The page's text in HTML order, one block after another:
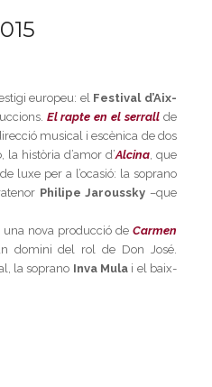
europeu: el Festival d’Aix-
El rapte en el serrall de
musical i escènica de dos
història d’amor d’Alcina, que
luxe per a l’ocasió: la soprano
Philipe Jaroussky –que
una nova producció de Carmen
domini del rol de Don José.
la soprano Inva Mulai el baix-